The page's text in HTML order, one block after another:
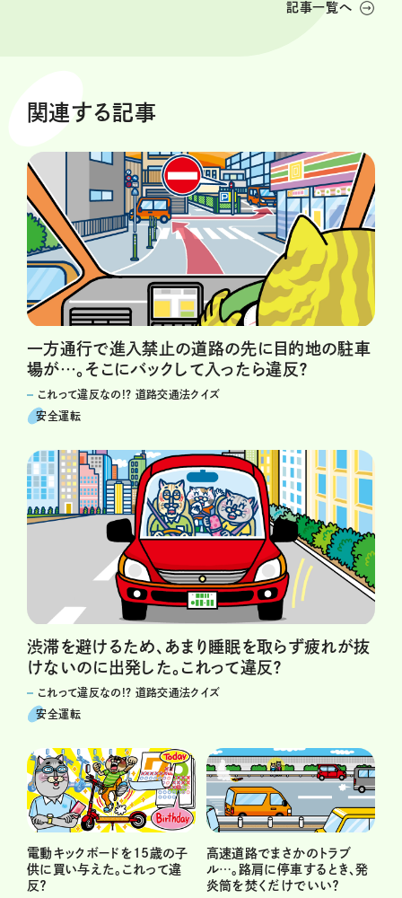
記事一覧へ
関連する記事
一方通行で進入禁止の道路の先に目的地の駐車
場が…。そこにバックして入ったら違反？
これって違反なの!? 道路交通法クイズ
安全運転
渋滞を避けるため、あまり睡眠を取らず疲れが抜
けないのに出発した。これって違反？
これって違反なの!? 道路交通法クイズ
安全運転
電動キックボードを15歳の子
供に買い与えた。これって違
反？
高速道路でまさかのトラブ
ル…。路肩に停車するとき、発
炎筒を焚くだけでいい？